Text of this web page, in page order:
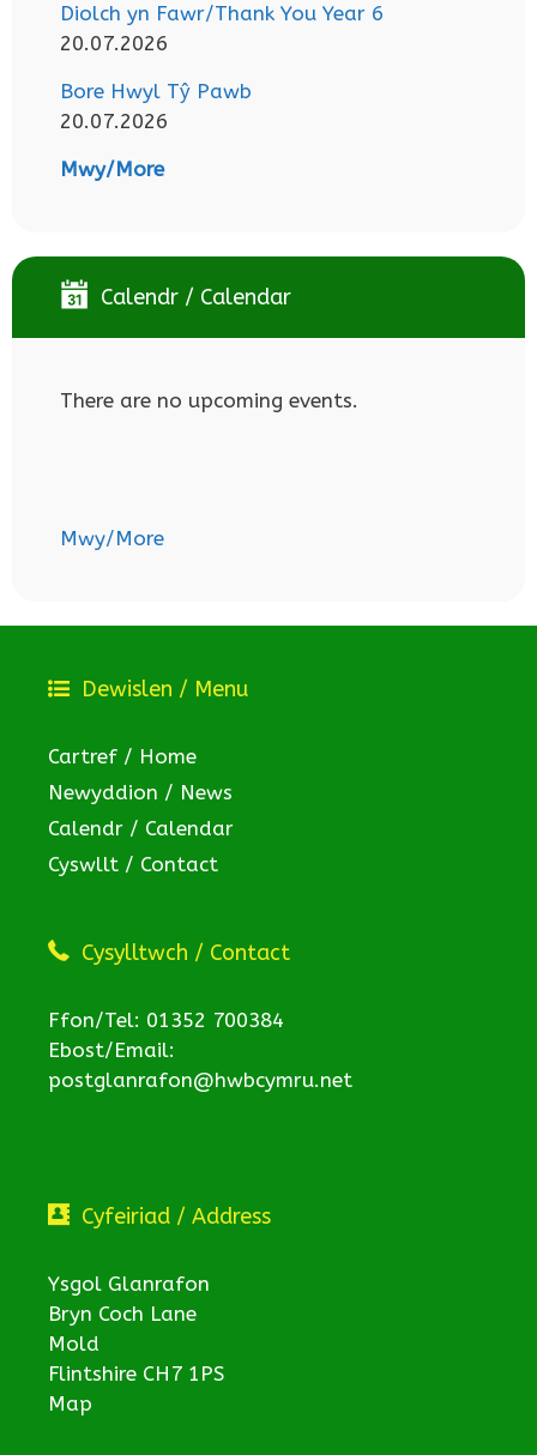
Diolch yn Fawr/Thank You Year 6
20.07.2026
Bore Hwyl Tŷ Pawb
20.07.2026
Mwy/More
Calendr / Calendar
There are no upcoming events.
Mwy/More
Dewislen / Menu
Cartref / Home
Newyddion / News
Calendr / Calendar
Cyswllt / Contact
Cysylltwch / Contact
Ffon/Tel: 01352 700384
Ebost/Email:
postglanrafon@hwbcymru.net
Cyfeiriad / Address
Ysgol Glanrafon
Bryn Coch Lane
Mold
Flintshire CH7 1PS
Map